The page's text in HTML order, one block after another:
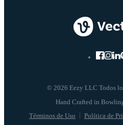
© 2026 Eezy LLC Todos
Términos de Uso Política de